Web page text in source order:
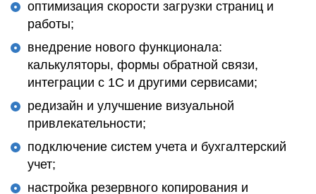
оптимизация скорости загрузки страниц и
работы;
внедрение нового функционала:
калькуляторы, формы обратной связи,
интеграции с 1С и другими сервисами;
редизайн и улучшение визуальной
привлекательности;
подключение систем учета и бухгалтерский
учет;
настройка резервного копирования и